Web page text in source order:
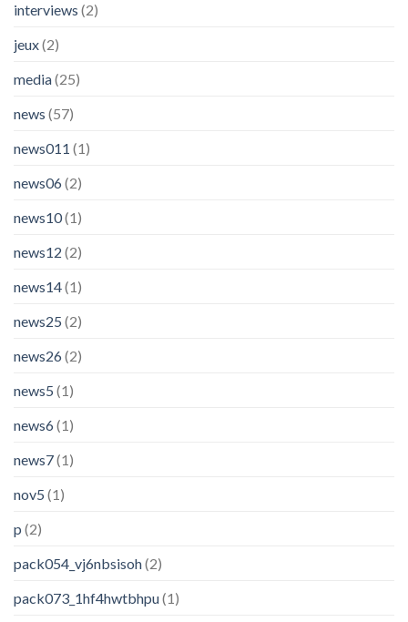
interviews (2)
jeux(2)
media(25)
news (57)
news011 (1)
news06(2)
news10(1)
news12 (2)
news14(1)
news25 (2)
news26(2)
news5 (1)
news6(1)
news7(1)
nov5 (1)
p (2)
pack054_vj6nbsisoh(2)
pack073_1hf4hwtbhpu(1)